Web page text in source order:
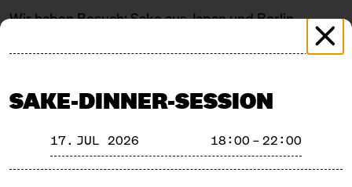
SAKE-DINNER-SESSION
17. JUL 2026 18:00 – 22:00
Wir haben Besuch: Sake aus Japan und Berlin –
Traditionsbetriebe. Vier Brauereien fliegen extra aus
verkostet wurden. Es gibt dutzende Sorten zu
probieren – handwerklich hergestellt und mit Liebe
und ein echter Sake-Samurai ist auch da.